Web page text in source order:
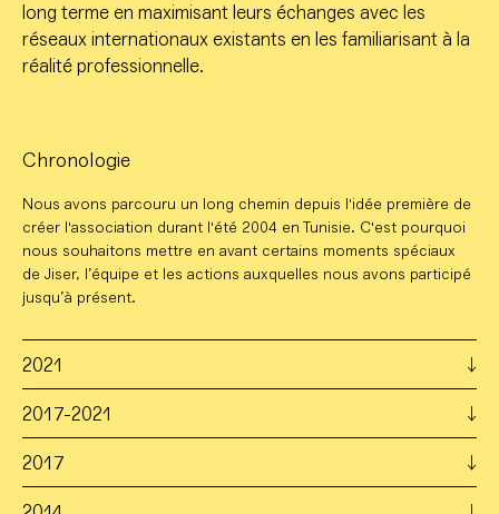
long terme en maximisant leurs échanges avec les
réseaux internationaux existants en les familiarisant à la
réalité professionnelle.
Chronologie
Nous avons parcouru un long chemin depuis l'idée première de
créer l'association durant l'été 2004 en Tunisie. C'est pourquoi
nous souhaitons mettre en avant certains moments spéciaux
de Jiser, l’équipe et les actions auxquelles nous avons participé
jusqu’à présent.
2021
2017-2021
2017